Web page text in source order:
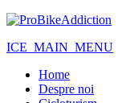
ICE_MAIN_MENU
Home
Despre noi